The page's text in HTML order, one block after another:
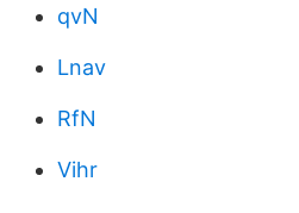
qvN
Lnav
RfN
Vihr